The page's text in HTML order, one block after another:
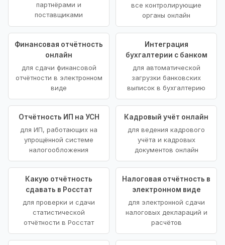
партнёрами и
поставщиками
все контролирующие
органы онлайн
Финансовая отчётность
онлайн
для сдачи финансовой
отчётности в электронном
виде
Интеграция
бухгалтерии с банком
для автоматической
загрузки банковских
выписок в бухгалтерию
Отчётность ИП на УСН
для ИП, работающих на
упрощённой системе
налогообложения
Кадровый учёт онлайн
для ведения кадрового
учёта и кадровых
документов онлайн
Какую отчётность
сдавать в Росстат
для проверки и сдачи
статистической
отчётности в Росстат
Налоговая отчётность в
электронном виде
для электронной сдачи
налоговых деклараций и
расчётов